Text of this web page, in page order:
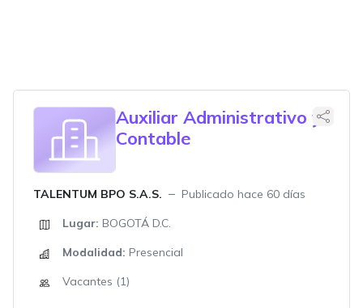
Auxiliar Administrativo y
Contable
TALENTUM BPO S.A.S.
Publicado hace 60 días
Lugar: BOGOTÁ D.C.
Modalidad: Presencial
Vacantes (1)